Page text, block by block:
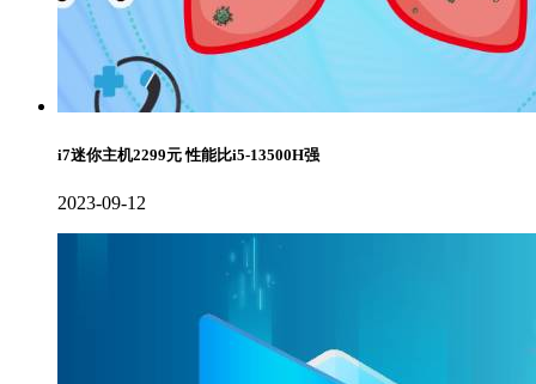
i7迷你主机2299元 性能比i5-13500H强
2023-09-12